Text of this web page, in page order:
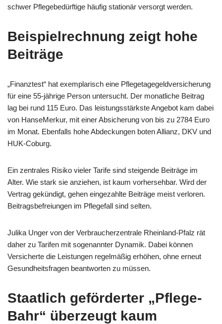
schwer Pflegebedürftige häufig stationär versorgt werden.
Beispielrechnung zeigt hohe
Beiträge
„Finanztest“ hat exemplarisch eine Pflegetagegeldversicherung
für eine 55-jährige Person untersucht. Der monatliche Beitrag
lag bei rund 115 Euro. Das leistungsstärkste Angebot kam dabei
von HanseMerkur, mit einer Absicherung von bis zu 2784 Euro
im Monat. Ebenfalls hohe Abdeckungen boten Allianz, DKV und
HUK-Coburg.
Ein zentrales Risiko vieler Tarife sind steigende Beiträge im
Alter. Wie stark sie anziehen, ist kaum vorhersehbar. Wird der
Vertrag gekündigt, gehen eingezahlte Beiträge meist verloren.
Beitragsbefreiungen im Pflegefall sind selten.
Julika Unger von der Verbraucherzentrale Rheinland-Pfalz rät
daher zu Tarifen mit sogenannter Dynamik. Dabei können
Versicherte die Leistungen regelmäßig erhöhen, ohne erneut
Gesundheitsfragen beantworten zu müssen.
Staatlich geförderter „Pflege-
Bahr“ überzeugt kaum